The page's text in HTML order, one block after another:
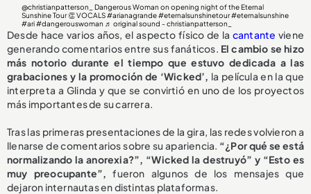
@christianpatterson_
Dangerous Woman on opening night of the Eternal
Sunshine Tour 👏 VOCALS#arianagrande #eternalsunshinetour#eternalsunshine
#ari #dangerouswoman ♬ original sound - christianpatterson_
Desde hace varios años, el aspecto físico de la cantante viene
generando comentarios entre sus fanáticos. El cambio se hizo
más notorio durante el tiempo que estuvo dedicada a las
grabaciones y la promoción de ‘Wicked’, la película en la que
interpreta a Glinda y que se convirtió en uno de los proyectos
más importantes de su carrera.
Tras las primeras presentaciones de la gira, las redes volvieron a
llenarse de comentarios sobre su apariencia. “¿Por qué se está
normalizando la anorexia?”, “Wicked la destruyó” y “Esto es
muy preocupante”, fueron algunos de los mensajes que
dejaron internautas en distintas plataformas.